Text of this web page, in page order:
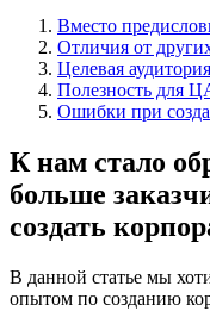
Вместо
Отличия от
Целевая
Полезность для
Ошибки при
К нам стало
больше
создать
В данной статье мы
опытом по созданию